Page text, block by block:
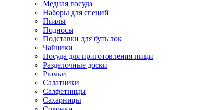
Медная посуда
Наборы для специй
Пиалы
Подносы
Подставки для бутылок
Чайники
Посуда для приготовления пищи
Разделочные доски
Рюмки
Салатники
Салфетницы
Сахарницы